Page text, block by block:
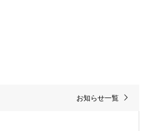
お知らせ一覧